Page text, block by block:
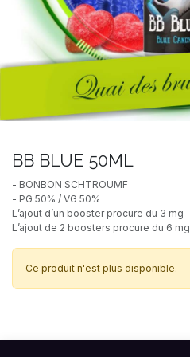
BB BLUE 50ML
- BONBON SCHTROUMF
- PG 50% / VG 50%
L’ajout d’un booster procure du 3 mg
L’ajout de 2 boosters procure du 6 mg
Ce produit n'est plus disponible.